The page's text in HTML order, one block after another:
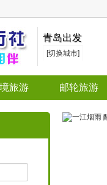
青岛出发
[切换城市]
旅游 邮轮旅游